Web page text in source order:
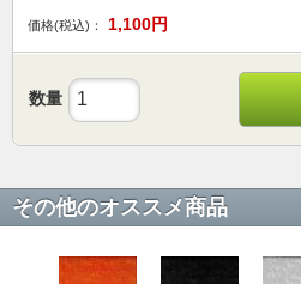
価格(税込)： 1,100円
数量
その他のオススメ商品